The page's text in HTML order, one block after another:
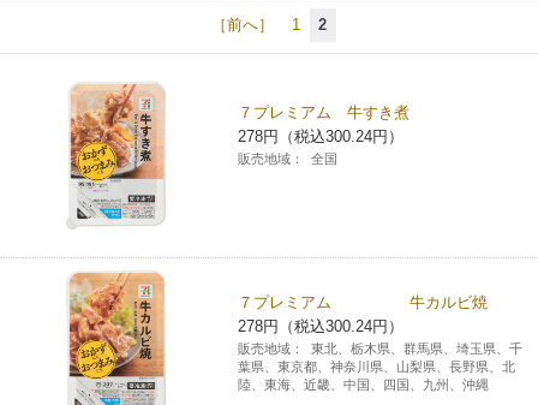
食の安全・安心への取組み
ギフト
プリペイドカード・金券
ニンテンドー・ダウンロードカード
マルチコピー機でできることトップ
コピー
プリント
スキャン
ファクス
チケット
宅配便
切手・はがき・印紙
セブン銀行ATM
ご利用可能なお支払い方法
各種料金のお支払い
チケットサービス
セブンチケット
チケットぴあ
イープラス
CNプレイガイド
セブン‐イレブンでお受取り
タワーレコード
セブンネットショッピング
停電時のサービス停止のお知らせ
企業理念
会社概要
貸借対照表・損益計算書
国内店舗数
セブン＆アイ・ホールディングスの重点課題
サステナビリティ活動基本方針
GREEN CHALLENGE 2050
4VISIONS
加盟店オーナー募集 物件募集・購入
アルバイト情報
店舗検索
ネットショッピング
お問い合わせ
Language
English (Corporate)
［前へ］ 1 2
７プレミアム 牛すき煮
278円（税込300.24円）
販売地域： 全国
７プレミアム 牛カルビ焼
278円（税込300.24円）
販売地域：
東北、栃木県、群馬県、埼玉県、千
葉県、東京都、神奈川県、山梨県、長野県、北
陸、東海、近畿、中国、四国、九州、沖縄